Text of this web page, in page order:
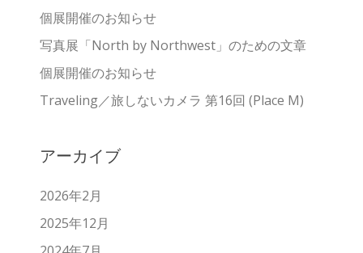
個展開催のお知らせ
写真展「North by Northwest」のための文章
個展開催のお知らせ
Traveling／旅しないカメラ 第16回 (Place M)
アーカイブ
2026年2月
2025年12月